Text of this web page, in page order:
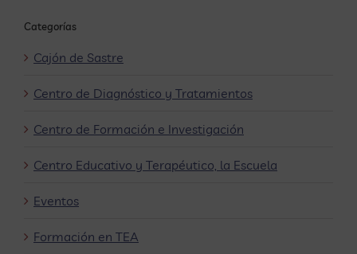
Categorías
Cajón de Sastre
Centro de Diagnóstico y Tratamientos
Centro de Formación e Investigación
Centro Educativo y Terapéutico, la Escuela
Eventos
Formación en TEA